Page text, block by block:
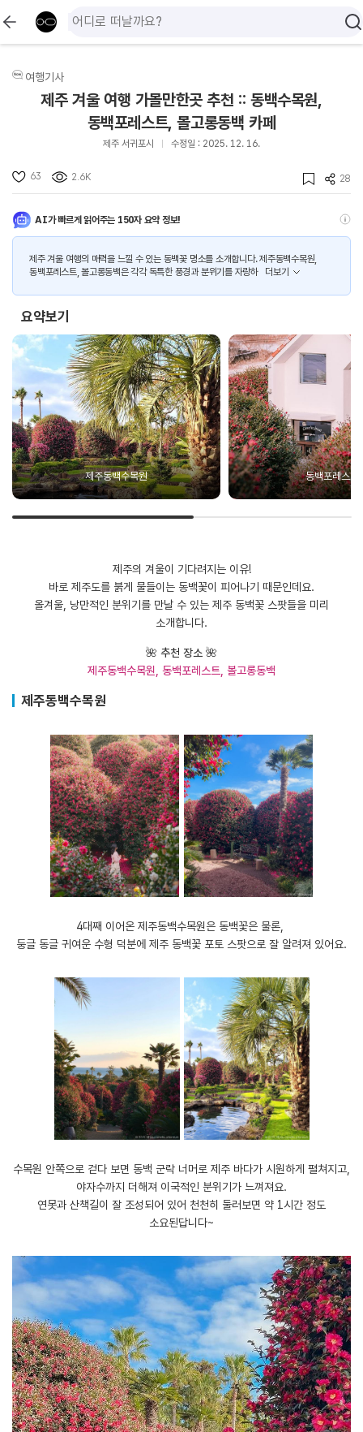
여행기사
제주 겨울 여행 가볼만한곳 추천 :: 동백수목원,
동백포레스트, 볼고롱동백 카페
제주 서귀포시 수정일 : 2025. 12. 16.
63 2.6K 28
AI가 빠르게 읽어주는 150자 요약 정보!
제주 겨울 여행의 매력을 느낄 수 있는 동백꽃 명소를 소개합니다. 제주동백수목원,
동백포레스트, 볼고롱동백은 각각 독특한 풍경과 분위기를 자랑하
더보기
요약보기
제주동백수목원 동백포레스트
제주의 겨울이 기다려지는 이유!
바로 제주도를 붉게 물들이는 동백꽃이 피어나기 때문인데요.
올겨울, 낭만적인 분위기를 만날 수 있는 제주 동백꽃 스팟들을 미리
소개합니다.
🌺 추천 장소 🌺
제주동백수목원, 동백포레스트, 볼고롱동백
제주동백수목원
4대째 이어온 제주동백수목원은 동백꽃은 물론,
둥글 동글 귀여운 수형 덕분에 제주 동백꽃 포토 스팟으로 잘 알려져 있어요.
​수목원 안쪽으로 걷다 보면 동백 군락 너머로 제주 바다가 시원하게 펼쳐지고,
야자수까지 더해져 이국적인 분위기가 느껴져요.
연못과 산책길이 잘 조성되어 있어 천천히 둘러보면 약 1시간 정도
소요된답니다~